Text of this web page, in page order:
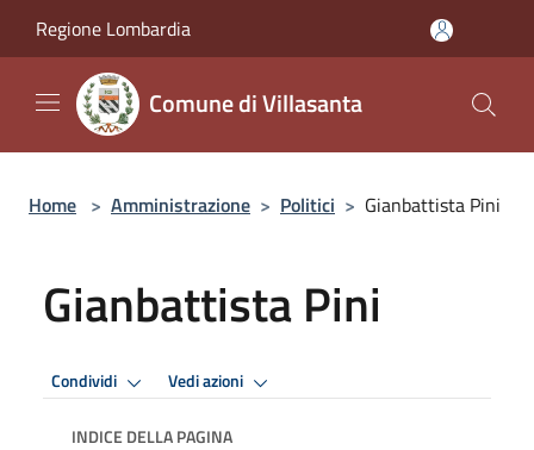
Regione Lombardia
Comune di Villasanta
Home > Amministrazione > Politici > Gianbattista Pini
Gianbattista Pini
Condividi Vedi azioni
INDICE DELLA PAGINA